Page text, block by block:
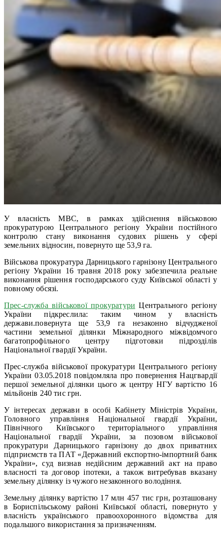
У власність МВС, в рамках здійснення військовою
прокуратурою Центрального регіону України постійного
контролю стану виконання судових рішень у сфері
земельних відносин, повернуто ще 53,9 га.
Військова прокуратура Дарницького гарнізону Центрального
регіону України 16 травня 2018 року забезпечила реальне
виконання рішення господарського суду Київської області у
повному обсязі.
Прес-служба військової прокуратури Центрального регіону
України підкреслила: таким чином у власність
держави.повернута ще 53,9 га незаконно відчудженої
частини земельної ділянки Міжнародного міжвідомчого
багатопрофільного центру підготовки підрозділів
Національної гвардії України.
Прес-служба військової прокуратури Центрального регіону
України 03.05.2018 повідомляла про повернення Нацгвардії
першої земельної ділянки цього ж центру НГУ вартістю 16
мільйонів 240 тис грн.
У інтересах держави в особі Кабінету Міністрів України,
Головного управління Національної гвардії України,
Північного Київського територіального управління
Національної гвардії України, за позовом військової
прокуратури Дарницького гарнізону до двох приватних
підприємств та ПАТ «Державний експортно-імпортний банк
України», суд визнав недійсним державний акт на право
власності та договор іпотеки, а також витребував вказану
земельну ділянку із чужого незаконного володіння.
Земельну ділянку вартістю 17 млн 457 тис грн, розташовану
в Бориспільському районі Київської області, повернуто у
власність українського правоохоронного відомства для
подальшого використання за призначенням.